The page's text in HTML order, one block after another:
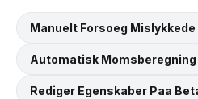
Manuelt Forsoeg
Automatisk Momsberegning
Rediger Egenskaber Paa